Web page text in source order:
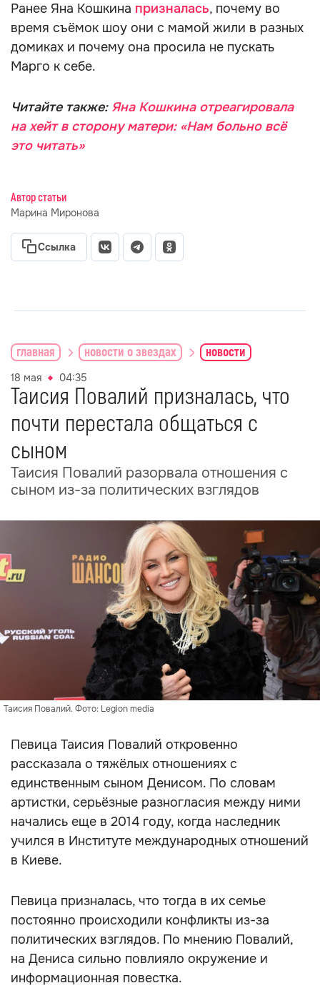
Ранее Яна Кошкина призналась, почему во
время съёмок шоу они с мамой жили в разных
домиках и почему она просила не пускать
Марго к себе.
Читайте также: Яна Кошкина отреагировала
на хейт в сторону матери: «Нам больно всё
это читать»
Автор статьи
Марина Миронова
Ссылка
главная новости о звездах новости
18 мая 04:35
Таисия Повалий призналась, что
почти перестала общаться с
сыном
Таисия Повалий разорвала отношения с
сыном из-за политических взглядов
Таисия Повалий. Фото: Legion media
Певица Таисия Повалий откровенно
рассказала о тяжёлых отношениях с
единственным сыном Денисом. По словам
артистки, серьёзные разногласия между ними
начались еще в 2014 году, когда наследник
учился в Институте международных отношений
в Киеве.
Певица призналась, что тогда в их семье
постоянно происходили конфликты из-за
политических взглядов. По мнению Повалий,
на Дениса сильно повлияло окружение и
информационная повестка.